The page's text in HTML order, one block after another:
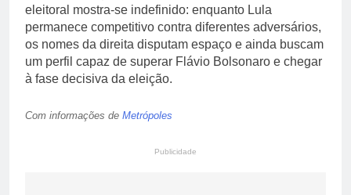
eleitoral mostra-se indefinido: enquanto Lula
permanece competitivo contra diferentes adversários,
os nomes da direita disputam espaço e ainda buscam
um perfil capaz de superar Flávio Bolsonaro e chegar
à fase decisiva da eleição.
Com informações de Metrópoles
Publicidade